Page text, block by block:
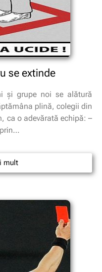
se extinde
şi grupe noi se alătură
plină, colegii din
ca o adevărată echipă: –
mult